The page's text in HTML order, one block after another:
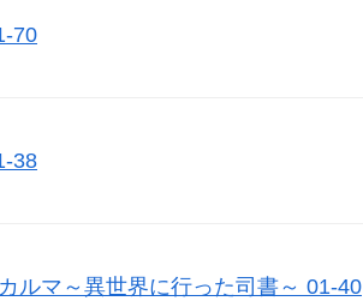
70
38
ルマ～異世界に行った司書～ 01-40